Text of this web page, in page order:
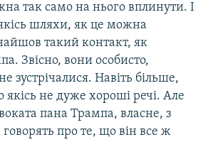
так само на нього вплинути. І
шляхи, як це можна
такий контакт, як
Звісно, вони особисто,
зустрічалися. Навіть більше,
якісь не дуже хороші речі. Але
пана Трампа, власне, з
про те, що він все ж